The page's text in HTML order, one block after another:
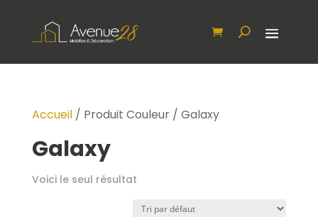
Accueil/ Produit Couleur / Galaxy
Galaxy
Voici le seul résultat